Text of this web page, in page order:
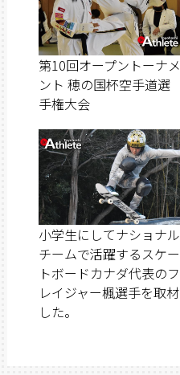
第10回オープントーナメ
ント 穂の国杯空手道選
手権大会
小学生にしてナショナル
チームで活躍するスケー
トボードカナダ代表のフ
レイジャー楓選手を取材
した。